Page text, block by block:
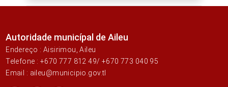
Autoridade municípal de Aileu
Endereço : Aisirimou, Aileu
Telefone : +670 777 812 49/ +670 773 040 95
Email : aileu@municipio.gov.tl